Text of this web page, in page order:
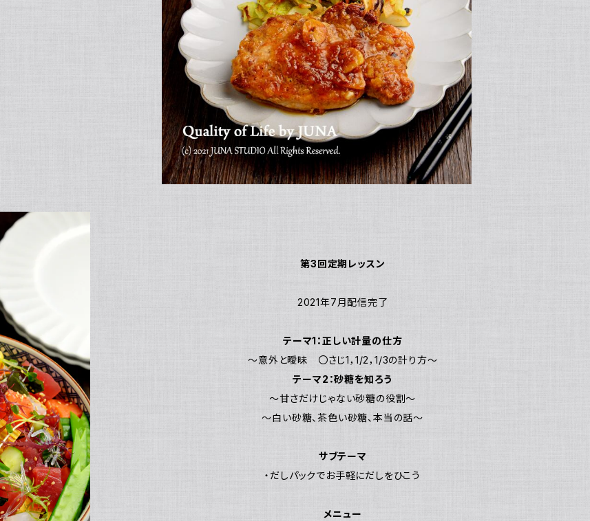
第3回定期レッスン
2021年7月配信完了
テーマ1：正しい計量の仕方
～意外と曖昧 〇さじ1，1/2，1/3の計り方～
テーマ2：砂糖を知ろう
～甘さだけじゃない砂糖の役割～
～白い砂糖、茶色い砂糖、本当の話～
サブテーマ
・だしパックでお手軽にだしをひこう
メニュー